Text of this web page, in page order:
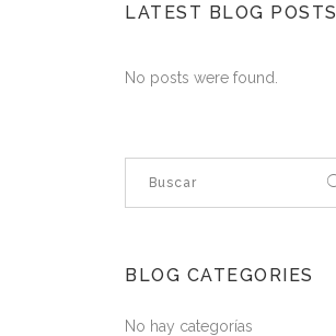
LATEST BLOG POSTS
No posts were found.
BLOG CATEGORIES
No hay categorías